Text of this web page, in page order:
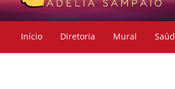
Início Diretoria Mural